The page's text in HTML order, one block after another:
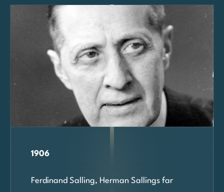
1906
Ferdinand Salling, Herman Sallings far